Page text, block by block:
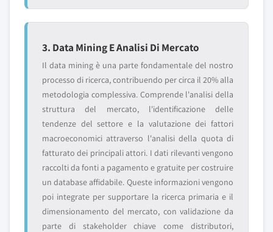
3. Data Mining E Analisi Di Mercato
Il data mining è una parte fondamentale del nostro
processo di ricerca, contribuendo per circa il 20% alla
metodologia complessiva. Comprende l'analisi della
struttura del mercato, l'identificazione delle
tendenze del settore e la valutazione dei fattori
macroeconomici attraverso l'analisi della quota di
fatturato dei principali attori. I dati rilevanti vengono
raccolti da fonti a pagamento e gratuite per costruire
un database affidabile. Queste informazioni vengono
poi integrate per supportare la ricerca primaria e il
dimensionamento del mercato, con validazione da
parte di stakeholder chiave come distributori,